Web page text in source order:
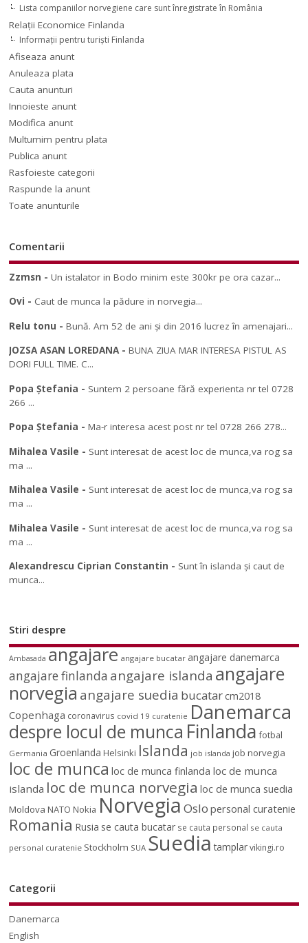
Lista companiilor norvegiene care sunt înregistrate în România
Relaţii Economice Finlanda
Informaţii pentru turişti Finlanda
Afiseaza anunt
Anuleaza plata
Cauta anunturi
Innoieste anunt
Modifica anunt
Multumim pentru plata
Publica anunt
Rasfoieste categorii
Raspunde la anunt
Toate anunturile
Comentarii
Zzmsn -Un istalator in Bodo minim este 300kr pe ora cazar...
Ovi - Caut de munca la pădure in norvegia...
Relu tonu -Bună. Am 52 de ani și din 2016 lucrez în amenajari...
JOZSA ASAN LOREDANA-BUNA ZIUA MAR INTERESA PISTUL AS
DORI FULL TIME. C...
Popa Ștefania - Suntem 2 persoane fără experienta nr tel 0728
266 ...
Popa Ștefania -Ma-r interesa acest post nr tel 0728 266 278...
Mihalea Vasile - Sunt interesat de acest loc de munca,va rog sa
ma ...
Mihalea Vasile - Sunt interesat de acest loc de munca,va rog sa
ma ...
Mihalea Vasile - Sunt interesat de acest loc de munca,va rog sa
ma ...
Alexandrescu Ciprian Constantin - Sunt în islanda și caut de
munca...
Stiri despre
Ambasada angajare angajare bucatar angajare danemarca
angajare finlanda angajare islanda angajare
norvegia angajare suedia bucatarcm2018
Copenhaga coronavirus covid 19 curatenie Danemarca
despre locul de munca Finlanda fotbal
Germania Groenlanda Helsinki Islanda job islanda job norvegia
loc de munca loc de munca finlanda loc de munca
islanda loc de munca norvegia loc de munca suedia
Moldova NATO Nokia NorvegiaOslo personal curatenie
Romania Rusia se cauta bucatar se cauta personal se cauta
personal curatenie Stockholm SUA Suedia tamplar vikingi.ro
Categorii
Danemarca
English